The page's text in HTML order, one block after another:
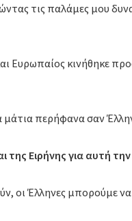
τις παλάμες μου
Ευρωπαίος κινήθηκε
περήφανα σαν
της Ειρήνης για αυτή
οι Έλληνες μπορούμε